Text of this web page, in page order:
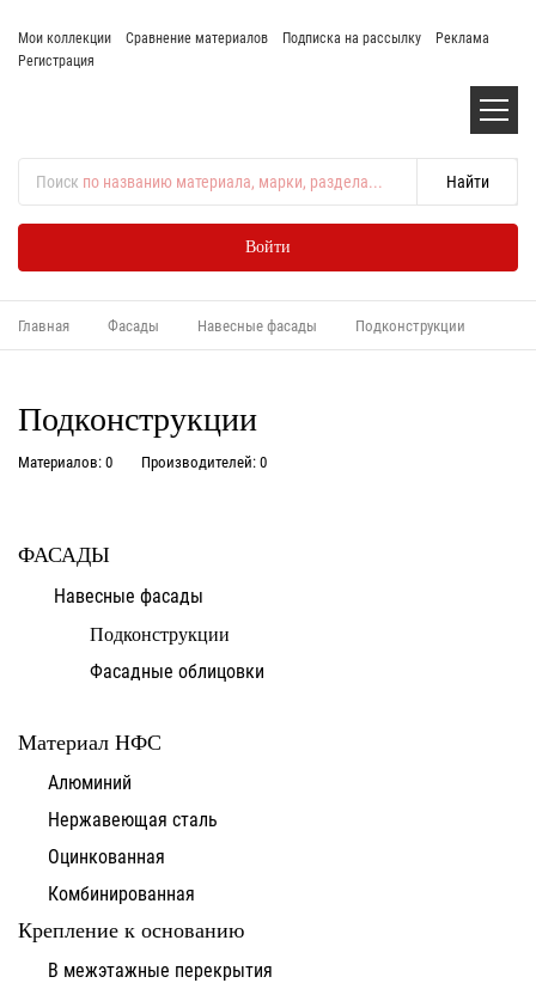
Мои коллекции Сравнение материалов Подписка на рассылку
Реклама
Регистрация
Поиск по названию материала, марки, раздела...
Войти
Главная Фасады Навесные фасады Подконструкции
Подконструкции
Материалов: 0 Производителей: 0
ФАСАДЫ
Навесные фасады
Подконструкции
Фасадные облицовки
Материал НФС
Алюминий
Нержавеющая сталь
Оцинкованная
Комбинированная
Крепление к основанию
В межэтажные перекрытия